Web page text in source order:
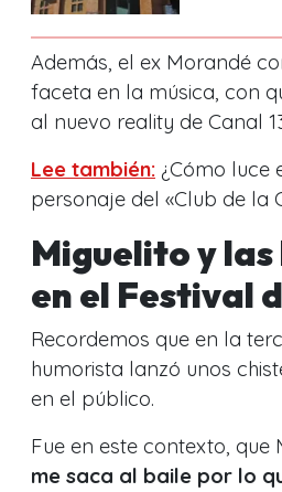
Además, el ex Morandé
faceta en la música, con
al nuevo reality de Canal
Lee también: ¿Cómo luce
personaje del «Club de la
Miguelito y las
en el Festival
Recordemos que en la
humorista lanzó unos
en el público.
Fue en este contexto, que
me saca al baile por lo